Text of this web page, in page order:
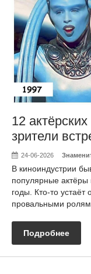
12
зрители
24-06-2026
В киноиндустрии
популярные актёры
годы. Кто-то устаёт
провальными
Подробнее